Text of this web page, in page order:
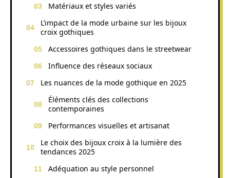
Matériaux et styles variés
L’impact de la mode urbaine sur les bijoux
croix gothiques
Accessoires gothiques dans le streetwear
Influence des réseaux sociaux
Les nuances de la mode gothique en 2025
Éléments clés des collections
contemporaines
Performances visuelles et artisanat
Le choix des bijoux croix à la lumière des
tendances 2025
Adéquation au style personnel